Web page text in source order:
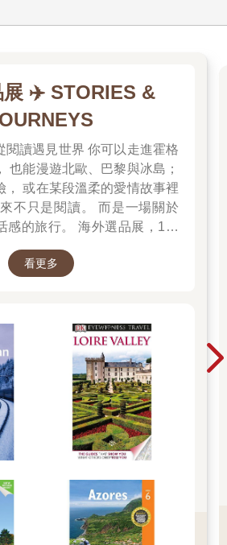
展 ✈️ STORIES &
世界 你可以走進霍格
也能漫遊北歐、巴黎與冰島；
， 或在某段溫柔的愛情故事裡
海外選品展，1折
看更多